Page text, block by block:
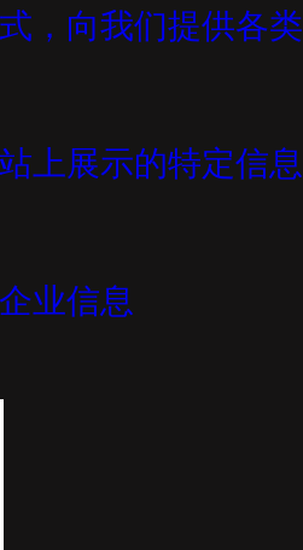
，向我们提供各
上展示的特定信
业信息